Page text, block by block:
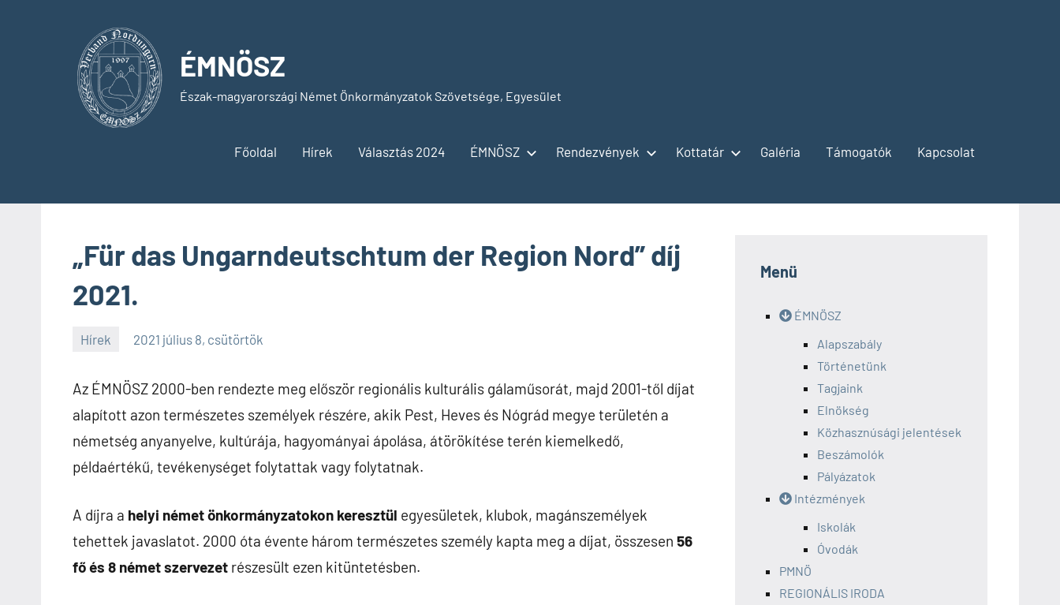
ÉMNÖSZ
Észak-magyarországi Német Önkormányzatok Szövetsége, Egyesület
Főoldal Hírek Választás 2024 ÉMNÖSZ Rendezvények Kottatár Galéria Támogatók Kapcsolat
„Für das Ungarndeutschtum der Region Nord” díj
2021.
Hírek 2021 július 8, csütörtök
Az ÉMNÖSZ 2000-ben rendezte meg először regionális kulturális gálaműsorát, majd 2001-től díjat
alapított azon természetes személyek részére, akik Pest, Heves és Nógrád megye területén a
németség anyanyelve, kultúrája, hagyományai ápolása, átörökítése terén kiemelkedő,
példaértékű, tevékenységet folytattak vagy folytatnak.
A díjra a helyi német önkormányzatokon keresztül egyesületek, klubok, magánszemélyek
tehettek javaslatot. 2000 óta évente három természetes személy kapta meg a díjat, összesen 56
fő és 8 német szervezet részesült ezen kitüntetésben.
Menü
ÉMNÖSZ
Alapszabály
Történetünk
Tagjaink
Elnökség
Közhasznúsági jelentések
Beszámolók
Pályázatok
Intézmények
Iskolák
Óvodák
PMNÖ
REGIONÁLIS IRODA